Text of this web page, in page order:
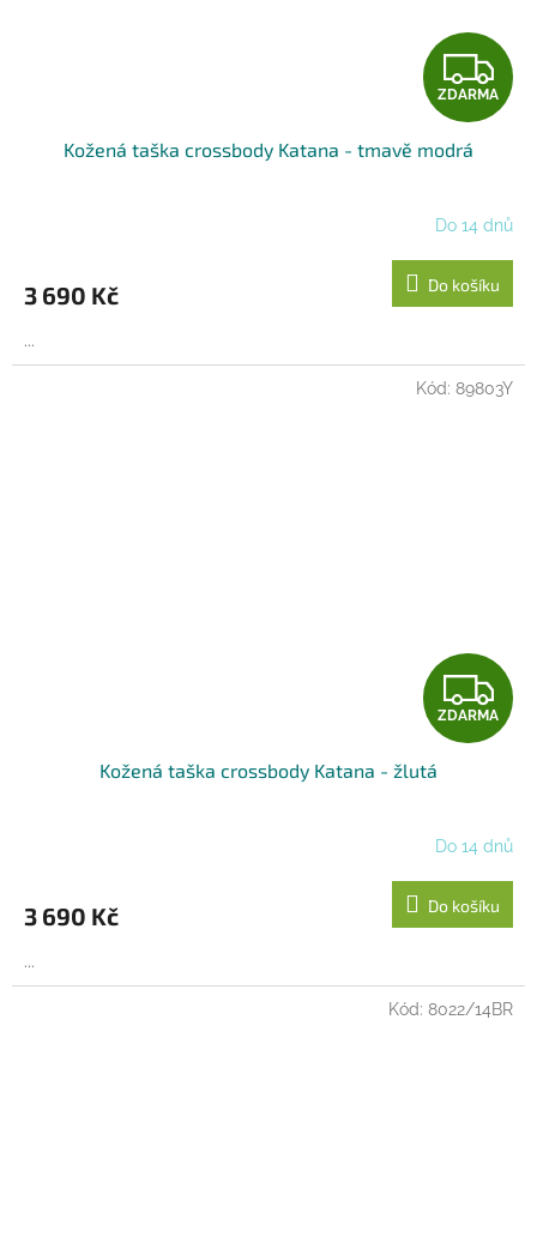
Z
D
R
M
A
ZDARMA
Kožená taška crossbody Katana - tmavě modrá
Do 14 dnů
3 690 Kč Do košíku
...
Z
D
R
M
A
ZDARMA
Kožená taška crossbody Katana - žlutá
Do 14 dnů
3 690 Kč Do košíku
...
Kód: 89803Y
Kód: 8022/14BR